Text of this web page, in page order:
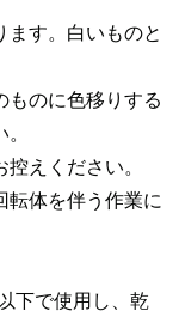
ます。白いものと
ものに色移りする
えください。
転体を伴う作業に
下で使用し、乾